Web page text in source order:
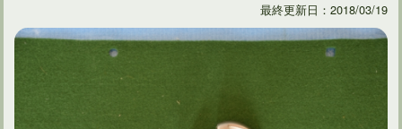
最終更新日：2018/03/19